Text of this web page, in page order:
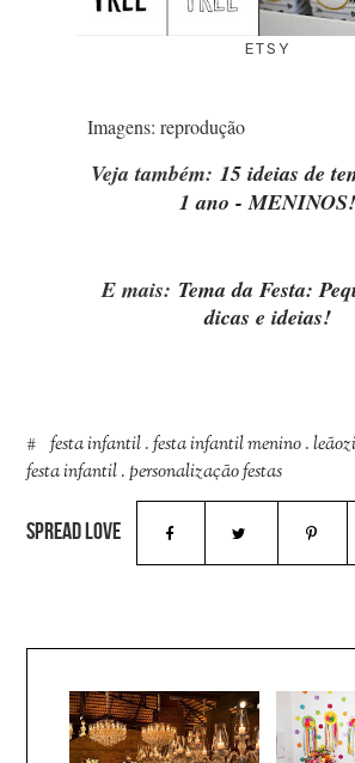
ETSY
Imagens: reprodução
Veja também: 15 ideias de
1 ano - MENINOS!
E mais: Tema da Festa:
dicas e ideias!
festa infantil.festa infantil menino.
festa infantil.personalização festas